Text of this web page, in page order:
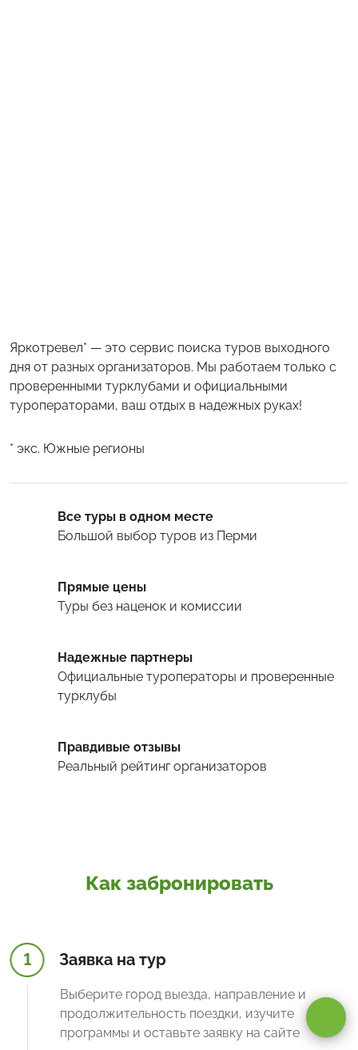
Яркотревел* — это сервис поиска туров выходного
дня от разных организаторов. Мы работаем только с
проверенными турклубами и официальными
туроператорами, ваш отдых в надежных руках!
* экс. Южные регионы
Все туры в одном месте
Большой выбор туров из Перми
Прямые цены
Туры без наценок и комиссии
Надежные партнеры
Официальные туроператоры и проверенные
турклубы
Правдивые отзывы
Реальный рейтинг организаторов
Как забронировать
1 Заявка на тур
Выберите город выезда, направление и
продолжительность поездки, изучите
программы и оставьте заявку на сайте
Оставаясь на сайте, вы даетесогласие на обработку cookie и
персональных данных
Принимаю